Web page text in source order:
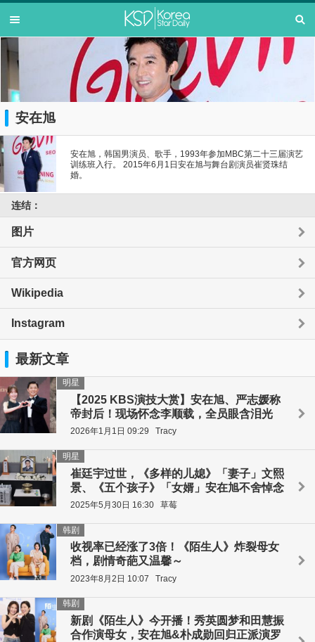
安在旭
安在旭，韩国男演员、歌手，1993年参加MBC第二十三届演艺
训练班入行。 2015年6月1日安在旭与舞台剧演员崔贤珠结
婚。
连结：
图片
官方网页
Wikipedia
Instagram
最新文章
【2025 KBS演技大赏】安在旭、严志媛称
帝封后！现场怀念李顺载，全员眼含泪光
明星
2026年1月1日 09:29 Tracy
崔廷宇过世，《多样的儿媳》「妻子」文熙
景、《五个孩子》「女婿」安在旭不舍悼念
明星
2025年5月30日 16:30 草莓
收视率已经涨了3倍！《陌生人》炸裂母女
档，剧情奇葩又温馨～
韩剧
2023年8月2日 10:07 Tracy
新剧《陌生人》今开播！秀英圆梦和田慧振
合作演母女，安在旭&朴成勋回归正派演罗
韩剧